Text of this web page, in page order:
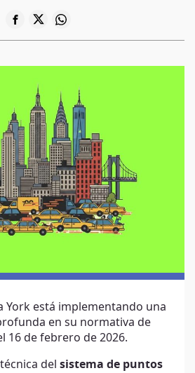
York está implementando una
en su normativa de
16 de febrero de 2026.
del sistema de puntos